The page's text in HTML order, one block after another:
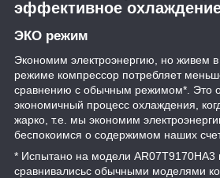
эффективное
ЭКО режим
Экономим электроэнергию, но живем
режиме компрессор потребляет
сравнению с обычным режимом*. Это
экономичный процесс охлаждения,
жарко, т.е. мы экономим
беспокоимся о содержимом наших
* Испытано на модели AR07T9170HA3
сравнивалисьс обычными моделями